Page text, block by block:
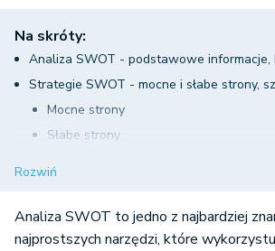
Na skróty:
Analiza SWOT - podstawowe informacje,
Strategie SWOT - mocne i słabe strony,
Mocne strony
Słabe strony
Jak przeprowadzić analizę SWOT?
Analiza SWOT - przykładowe
Rozwiń
Analiza SWOT to jedno z najbardziej
najprostszych narzędzi, które